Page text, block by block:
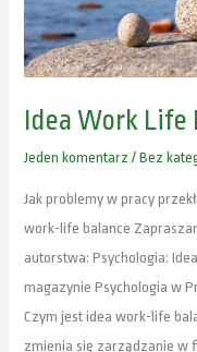
Idea Work Life
Jeden komentarz /Bez
Jak problemy w pracy
work-life balance
autorstwa: Psychologia:
magazynie Psychologia w
Czym jest idea work-life
zmienia się zarządzanie w